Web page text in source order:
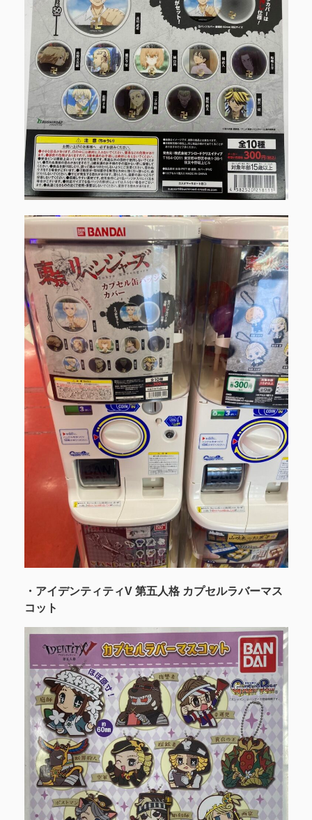
・アイデンティティV 第五人格 カプセルラバーマス
コット